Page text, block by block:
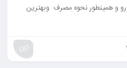
و همینطور نحوه مصرف وبهترین